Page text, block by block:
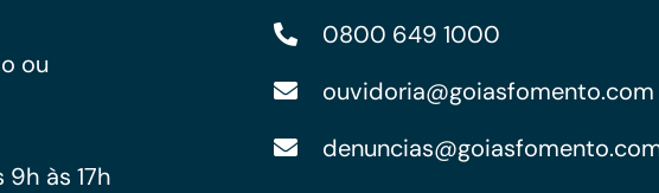
ou
às 17h
0800 649 1000
ouvidoria@goiasfomento.com